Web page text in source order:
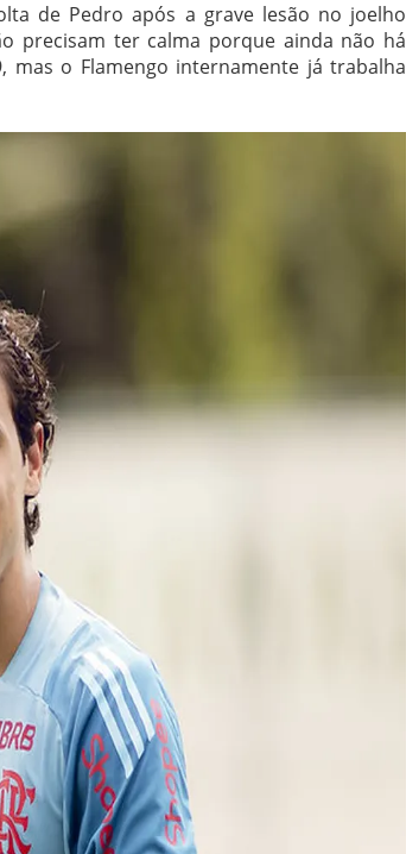
de Pedro após a grave lesão no joelho
precisam ter calma porque ainda não há
o Flamengo internamente já trabalha